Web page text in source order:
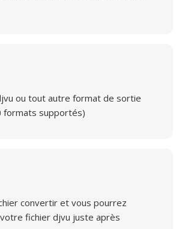
ou tout autre format de sortie
formats supportés)
convertir et vous pourrez
fichier djvu juste après